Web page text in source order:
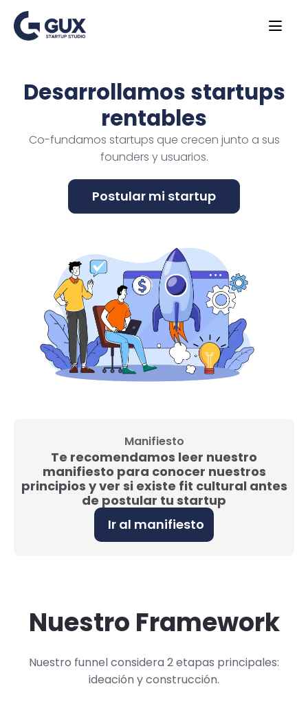
Desarrollamos startups
rentables
Co-fundamos startups que crecen junto a sus
founders y usuarios.
Manifiesto
Te recomendamos leer nuestro
manifiesto para conocer nuestros
principios y ver si existe fit cultural antes
de postular tu startup
Ir al manifiesto
Nuestro Framework
Nuestro funnel considera 2 etapas principales:
ideación y construcción.